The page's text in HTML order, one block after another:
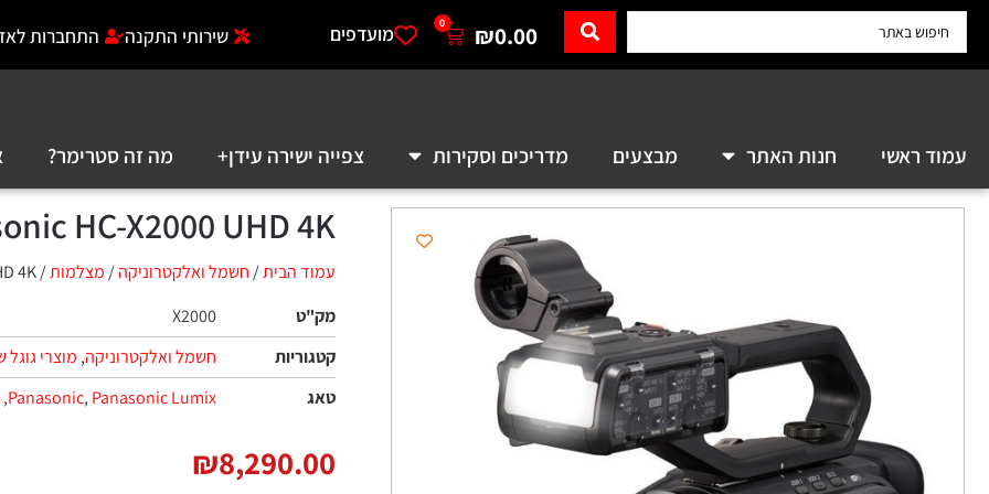
₪0.00
0 מועדפים שירותי התקנה התחברות
עמוד ראשי חנות האתר מבצעים מדריכים וסקירות צפייה ישירה עידן+ מה זה סטרימר?
HC-X2000 UHD 4K
עמוד הבית/חשמל ואלקטרוניקה/מצלמות‏/ Panasonic HC-X2000 UHD 4K
מק"ט
X2000
קטגוריות
חשמל ואלקטרוניקה, מוצרי גוגל
טאג
Panasonic, Panasonic Lumix
,
₪8,290.00